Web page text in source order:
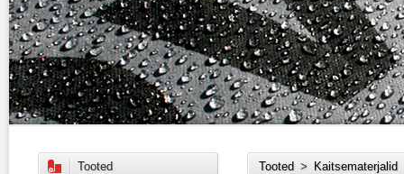
Tooted Tooted > Kaitsematerjalid